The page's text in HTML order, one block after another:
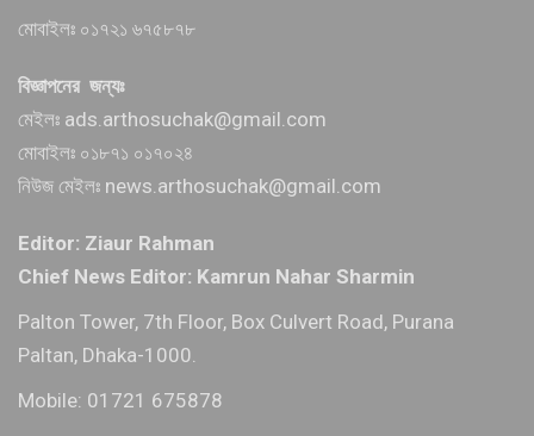
মোবাইলঃ ০১৭২১ ৬৭৫৮৭৮
বিজ্ঞাপনের জন্যঃ
মেইলঃ ads.arthosuchak@gmail.com
মোবাইলঃ ০১৮৭১ ০১৭০২৪
নিউজ মেইলঃ news.arthosuchak@gmail.com
Editor: Ziaur Rahman
Chief News Editor: Kamrun Nahar Sharmin
Palton Tower, 7th Floor, Box Culvert Road, Purana
Paltan, Dhaka-1000.
Mobile: 01721 675878